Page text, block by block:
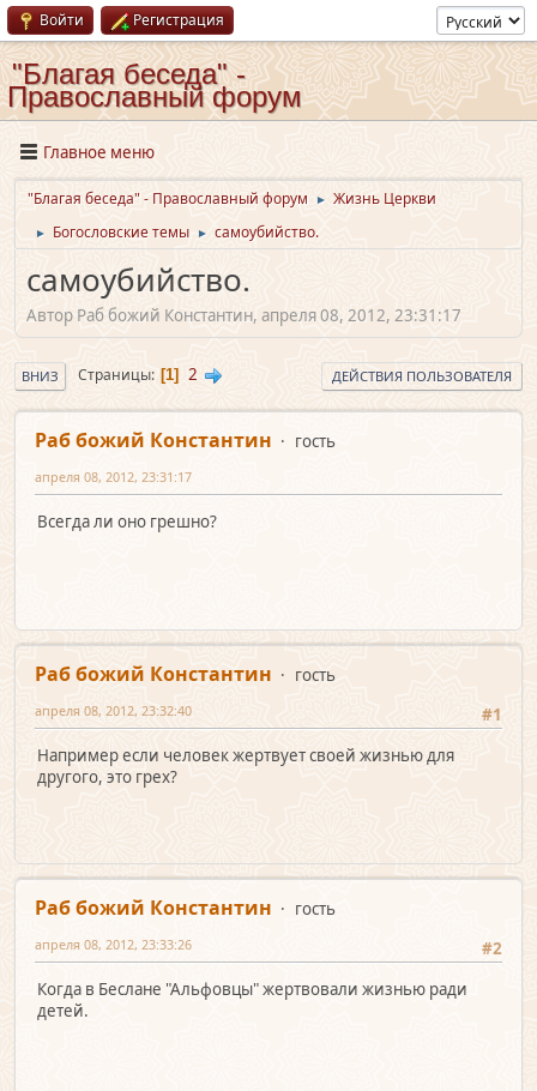
Войти Регистрация
"Благая беседа" -
Православный форум
Главное меню
"Благая беседа" - Православный форум ► Жизнь Церкви
► Богословские темы ► cамоубийcтво.
cамоубийcтво.
Автор Раб божий Константин, апреля 08, 2012, 23:31:17
ВНИЗ Страницы 1 2 ДЕЙСТВИЯ ПОЛЬЗОВАТЕЛЯ
Раб божий Константин гость
апреля 08, 2012, 23:31:17
Вcегда ли оно грешно?
Раб божий Константин
гость
#1
апреля 08, 2012, 23:32:40
Например еcли человек жертвует cвоей жизнью для
другого, это грех?
Раб божий Константин
гость
#2
апреля 08, 2012, 23:33:26
Когда в Беcлане "Альфовцы" жертвовали жизнью ради
детей.